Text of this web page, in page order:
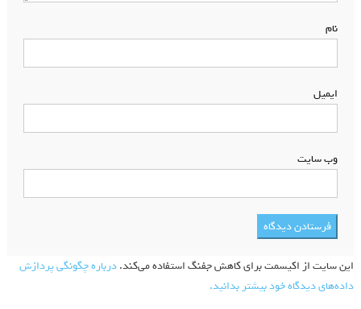
نام
ایمیل
وب‌ سایت
این سایت از اکیسمت برای کاهش جفنگ استفاده می‌کند.درباره چگونگی پردازش
داده‌های دیدگاه خود بیشتر بدانید.